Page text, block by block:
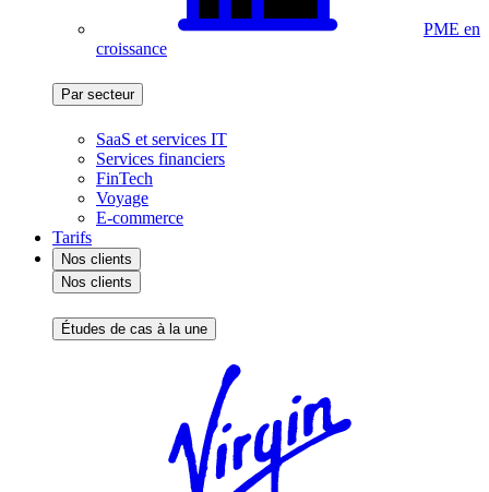
PME en
croissance
Par secteur
SaaS et services IT
Services financiers
FinTech
Voyage
E-commerce
Tarifs
Nos clients
Nos clients
Études de cas à la une